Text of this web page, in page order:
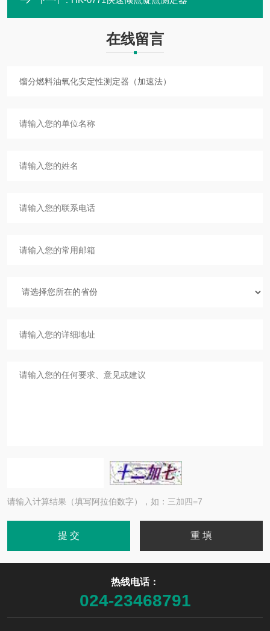
在线留言
请输入计算结果（填写阿拉伯数字），如：三加四=7
热线电话：
024-23468791